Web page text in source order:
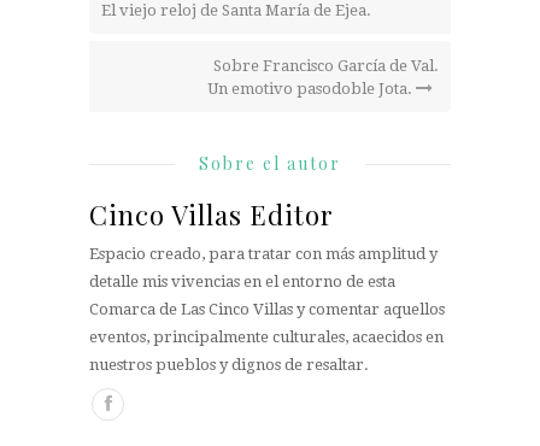
El viejo reloj de Santa María de Ejea.
Sobre Francisco García de Val.
Un emotivo pasodoble Jota.
Sobre el autor
Cinco Villas Editor
Espacio creado, para tratar con más amplitud y
detalle mis vivencias en el entorno de esta
Comarca de Las Cinco Villas y comentar aquellos
eventos, principalmente culturales, acaecidos en
nuestros pueblos y dignos de resaltar.